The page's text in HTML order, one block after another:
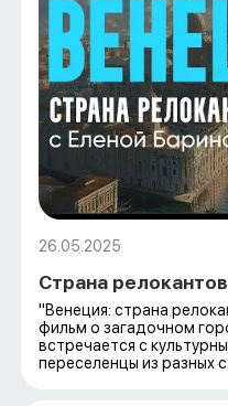
26.05.2025
Страна
"Венеция: страна
фильм о загадочном
встречается с
переселенцы из разных